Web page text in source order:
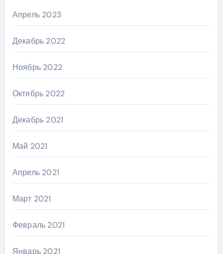
Апрель 2023
Декабрь 2022
Ноябрь 2022
Октябрь 2022
Декабрь 2021
Май 2021
Апрель 2021
Март 2021
Февраль 2021
Январь 2021